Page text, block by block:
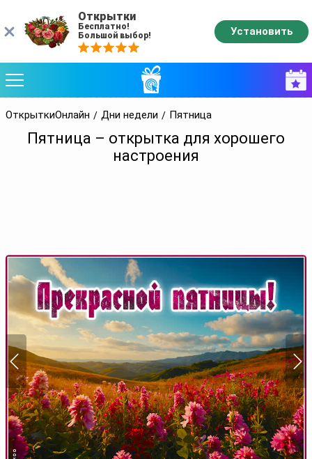
ОткрыткиОнлайн Дни недели Пятница
Пятница – открытка для хорошего
настроения
Открытки
Бесплатно!
Большой выбор!
Установить